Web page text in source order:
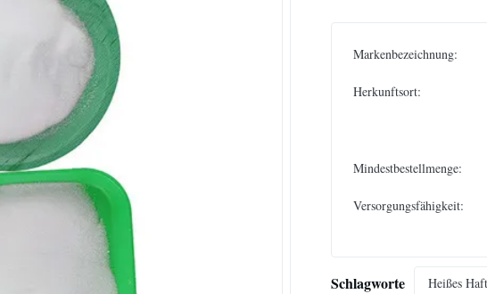
Markenbezeichnung:
Herkunftsort:
Mindestbestellmenge:
Versorgungsfähigkeit:
Schlagworte Heißes